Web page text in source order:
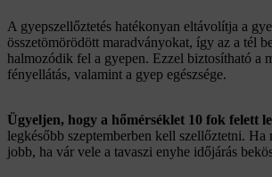
A gyepszellőztetés hatékonyan eltávolítja a
összetömörödött maradványokat, így az a tél
halmozódik fel a gyepen. Ezzel biztosítható a
fényellátás, valamint a gyep egészsége.
Ügyeljen, hogy a hőmérséklet 10 fok felett
legkésőbb szeptemberben kell szellőztetni. Ha
jobb, ha vár vele a tavaszi enyhe időjárás